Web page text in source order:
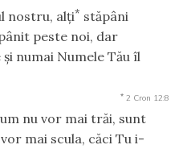
nostru, alţi* stăpâni
peste noi, dar
numai Numele Tău îl
* 2 Cron 12:8
nu vor mai trăi, sunt
mai scula, căci Tu i-